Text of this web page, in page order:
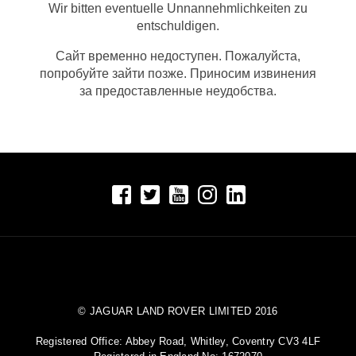
Wir bitten eventuelle Unnannehmlichkeiten zu
entschuldigen.
Сайт временно недоступен. Пожалуйста,
попробуйте зайти позже. Приносим извинения
за предоставленные неудобства.
© JAGUAR LAND ROVER LIMITED 2016
Registered Office: Abbey Road, Whitley, Coventry CV3 4LF